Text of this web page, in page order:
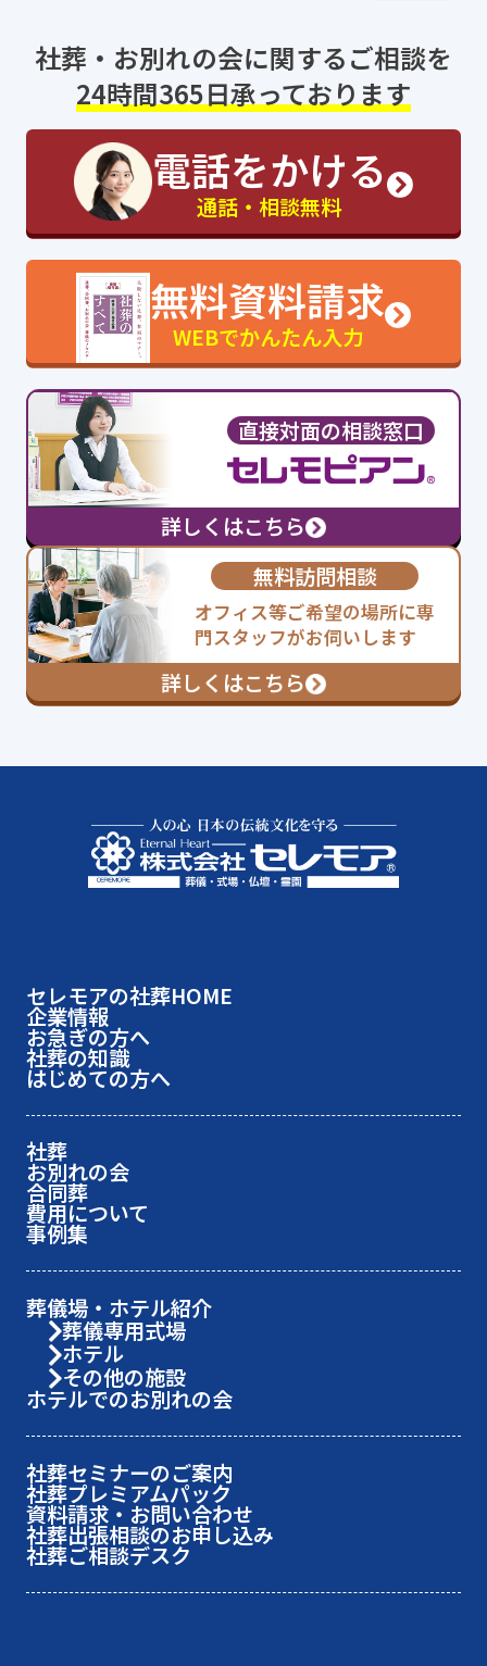
社葬・お別れの会に関するご相談を
24時間365日承っております
通話・相談無料
電話をかける
WEBでかんたん入力
無料資料請求
直接対面の相談窓口
詳しくはこちら
無料訪問相談
オフィス等ご希望の場所に専
門スタッフがお伺いします
詳しくはこちら
セレモアの社葬HOME
企業情報
お急ぎの方へ
社葬の知識
はじめての方へ
社葬
お別れの会
合同葬
費用について
事例集
葬儀場・ホテル紹介
葬儀専用式場
ホテル
その他の施設
ホテルでのお別れの会
社葬セミナーのご案内
社葬プレミアムパック
資料請求・お問い合わせ
社葬出張相談のお申し込み
社葬ご相談デスク